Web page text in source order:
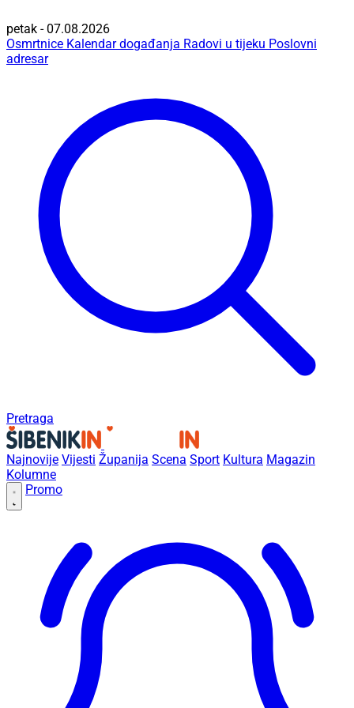
petak - 07.08.2026
Osmrtnice Kalendar događanja Radovi u tijeku Poslovni
adresar
Pretraga
Najnovije Vijesti Županija Scena Sport Kultura Magazin
Kolumne
Promo